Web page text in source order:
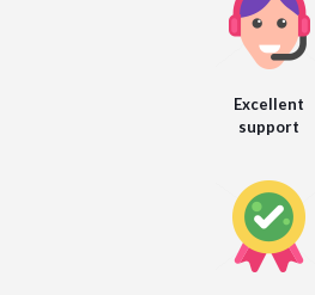
Excellent
support